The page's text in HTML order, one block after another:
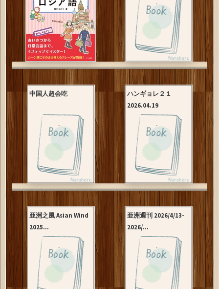
中国人超会吃
ハンギョレ２１
2026.04.19
亜洲之風 Asian Wind
2025...
亜洲週刊 2026/4/13-
2026/...